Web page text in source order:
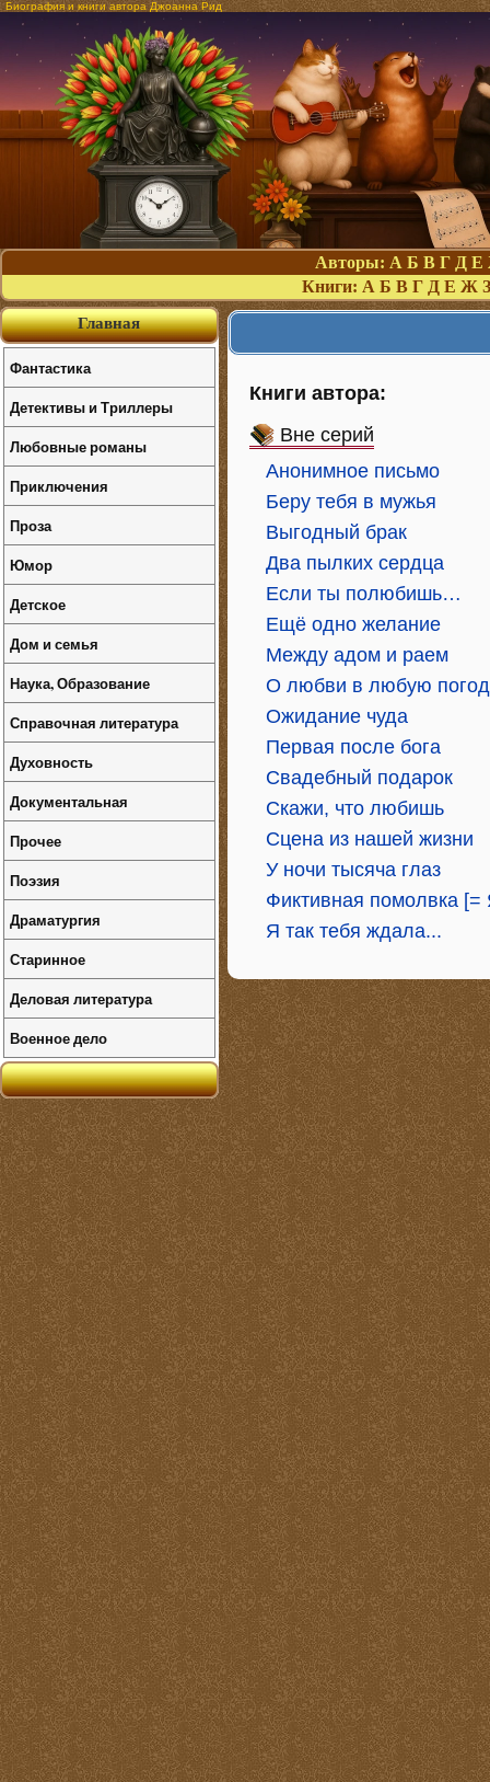
Биография и книги автора Джоанна Рид
Авторы: А Б В Г Д Е
Книги: А Б В Г Д Е Ж З
Книги автора:
Вне серий
Анонимное письмо
Беру тебя в мужья
Выгодный брак
Два пылких сердца
Если ты полюбишь…
Ещё одно желание
Между адом и раем
О любви в любую
Ожидание чуда
Первая после бога
Свадебный подарок
Скажи, что любишь
Сцена из нашей жизни
У ночи тысяча глаз
Фиктивная помолвка
Я так тебя ждала...
Главная
Фантастика
Детективы и Триллеры
Любовные романы
Приключения
Проза
Юмор
Детское
Дом и семья
Наука, Образование
Справочная литература
Духовность
Документальная
Прочее
Поэзия
Драматургия
Старинное
Деловая литература
Военное дело